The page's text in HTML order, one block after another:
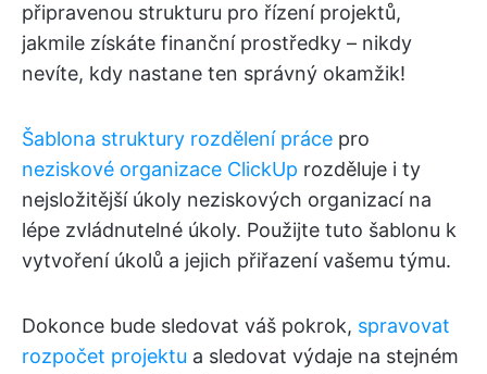
připravenou strukturu pro řízení projektů,
jakmile získáte finanční prostředky – nikdy
nevíte, kdy nastane ten správný okamžik!
Šablona struktury rozdělení práce pro
neziskové organizace ClickUp rozděluje i ty
nejsložitější úkoly neziskových organizací na
lépe zvládnutelné úkoly. Použijte tuto šablonu k
vytvoření úkolů a jejich přiřazení vašemu týmu.
Dokonce bude sledovat váš pokrok, spravovat
rozpočet projektu a sledovat výdaje na stejném